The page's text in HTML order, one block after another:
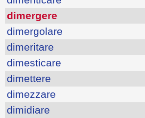
dimergere
dimergolare
dimeritare
dimesticare
dimettere
dimezzare
dimidiare